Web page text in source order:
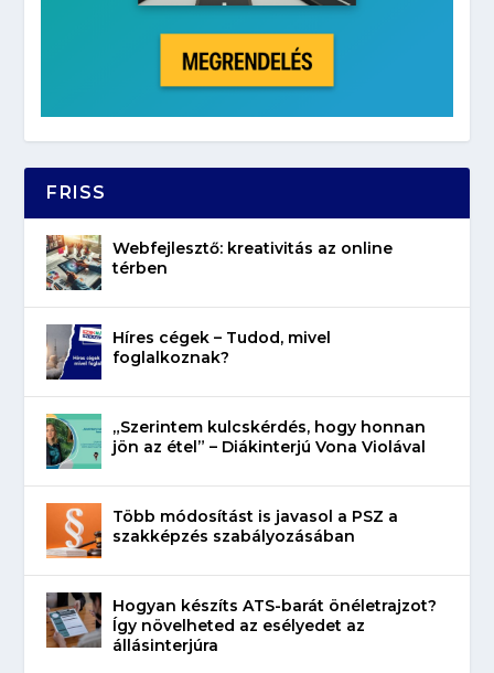
FRISS
Webfejlesztő: kreativitás az online
térben
Híres cégek – Tudod, mivel
foglalkoznak?
„Szerintem kulcskérdés, hogy honnan
jön az étel” – Diákinterjú Vona Violával
Több módosítást is javasol a PSZ a
szakképzés szabályozásában
Hogyan készíts ATS-barát önéletrajzot?
Így növelheted az esélyedet az
állásinterjúra